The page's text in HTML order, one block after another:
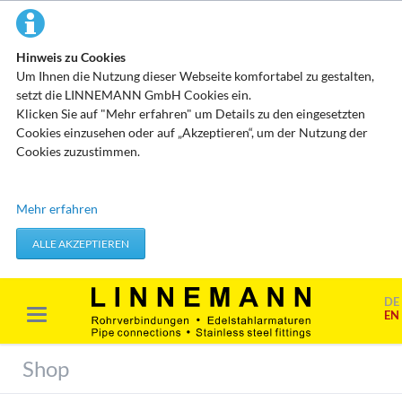
Hinweis zu Cookies
Um Ihnen die Nutzung dieser Webseite komfortabel zu gestalten,
setzt die LINNEMANN GmbH Cookies ein.
Klicken Sie auf "Mehr erfahren" um Details zu den eingesetzten
Cookies einzusehen oder auf „Akzeptieren“, um der Nutzung der
Cookies zuzustimmen.
Technisch erforderliche Cookies
werden verwendet um von Ihnen getätigte Aktionen, wie etwa das
Festlegen Ihrer Datenschutzeinstellungen zu übernehmen.
Erforderliche Cookies akzeptieren
Marketing & Analyse
ausgewertet werden. Das geschieht vor allem mit Cookies und mit
sogenannten Analyseprogrammen. Die Analyse Ihres Surf-
Mehr erfahren
ALLE AKZEPTIEREN
DE
EN
Shop